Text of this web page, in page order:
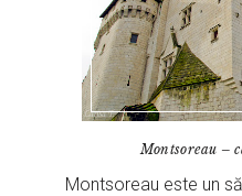
Montsoreau –
Montsoreau este un